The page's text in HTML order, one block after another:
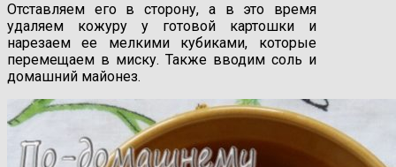
Отставляем его в сторону, а в это время
удаляем кожуру у готовой картошки и
нарезаем ее мелкими кубиками, которые
перемещаем в миску. Также вводим соль и
домашний майонез.